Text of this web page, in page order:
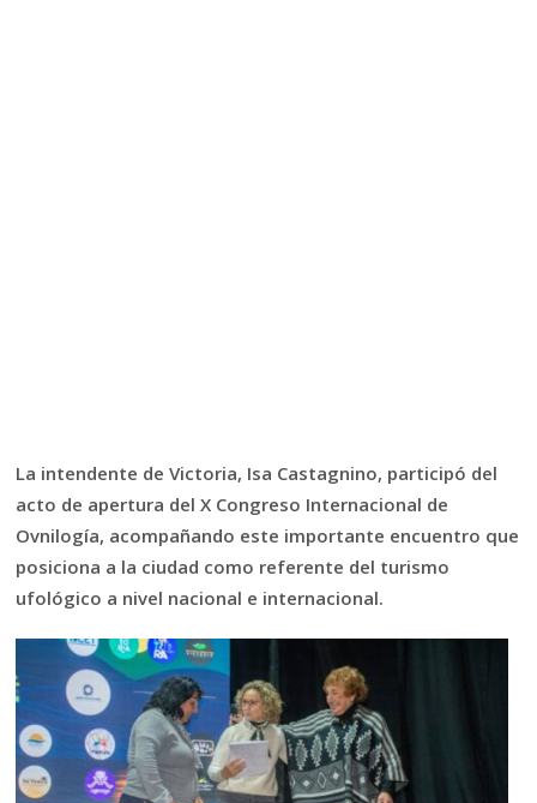
La intendente de Victoria, Isa Castagnino, participó del
acto de apertura del X Congreso Internacional de
Ovnilogía, acompañando este importante encuentro que
posiciona a la ciudad como referente del turismo
ufológico a nivel nacional e internacional.